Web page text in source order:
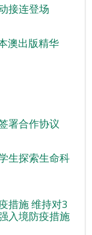
接连登场
澳出版精华
署合作协议
生探索生命科
措施 维持对3
入境防疫措施